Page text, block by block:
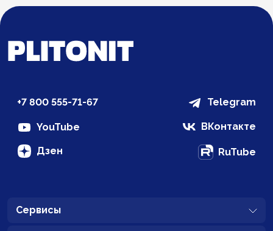
+7 800 555-71-67 Telegram
YouTube ВКонтакте
Дзен RuTube
Сервисы